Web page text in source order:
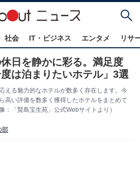
社会 IT・ビジネス エンタメ リサ
休日を静かに彩る。満足度
は泊まりたいホテル」3選
える魅力的なホテルが数多く存在します。今
高い評価を数多く獲得したホテルをまとめて
：「賢島宝生苑」公式Webサイトより）
部